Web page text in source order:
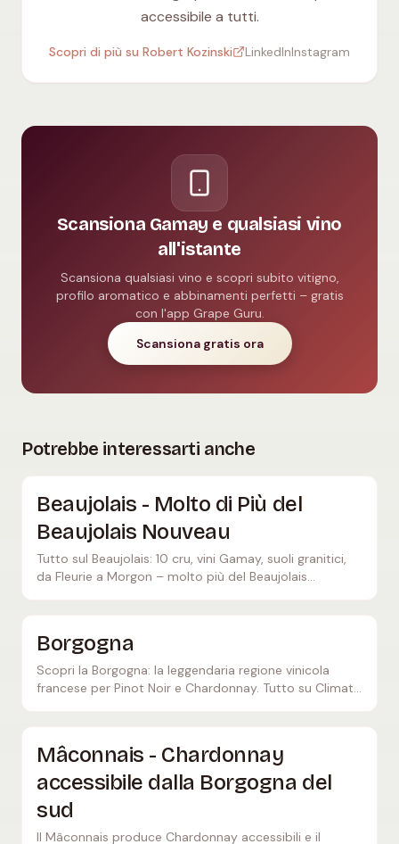
accessibile a tutti.
Scopri di più su Robert Kozinski LinkedInInstagram
Scansiona Gamay e qualsiasi vino
all'istante
Scansiona qualsiasi vino e scopri subito vitigno,
profilo aromatico e abbinamenti perfetti – gratis
con l'app Grape Guru.
Scansiona gratis ora
Potrebbe interessarti anche
Beaujolais - Molto di Più del
Beaujolais Nouveau
Tutto sul Beaujolais: 10 cru, vini Gamay, suoli granitici,
da Fleurie a Morgon – molto più del Beaujolais
Borgogna
Scopri la Borgogna: la leggendaria regione vinicola
francese per Pinot Noir e Chardonnay. Tutto su Climat,
Mâconnais - Chardonnay
accessibile dalla Borgogna del
sud
Il Mâconnais produce Chardonnay accessibili e il